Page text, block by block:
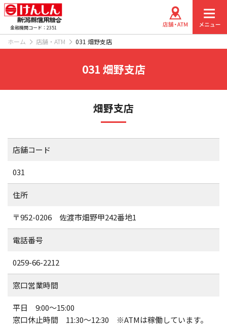
金融機関コード：2351
ホーム 店舗・ATM 031 畑野支店
031 畑野支店
畑野支店
店舗コード
031
住所
〒952-0206 佐渡市畑野甲242番地1
電話番号
0259-66-2212
窓口営業時間
平日 9:00～15:00
窓口休止時間 11:30～12:30 ※ATMは稼働しています。